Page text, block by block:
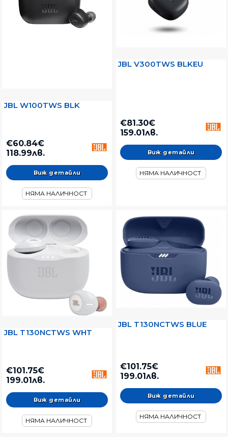
JBL W100TWS BLK
€60.84€
118.99лв.
Виж детайли
НЯМА НАЛИЧНОСТ
JBL V300TWS BLKEU
€81.30€
159.01лв.
Виж детайли
НЯМА НАЛИЧНОСТ
JBL T130NCTWS WHT
€101.75€
199.01лв.
Виж детайли
НЯМА НАЛИЧНОСТ
JBL T130NCTWS BLUE
€101.75€
199.01лв.
Виж детайли
НЯМА НАЛИЧНОСТ